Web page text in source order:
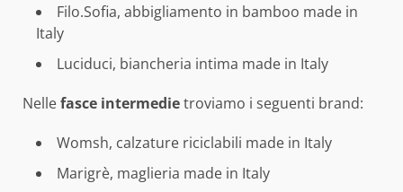
Filo.Sofia, abbigliamento in bamboo made in
Italy
Luciduci, biancheria intima made in Italy
Nellefasce intermedietroviamo i seguenti brand:
Womsh, calzature riciclabili made in Italy
Marigrè, maglieria made in Italy